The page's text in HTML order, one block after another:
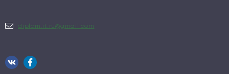
diplom.it.ru@gmail.com